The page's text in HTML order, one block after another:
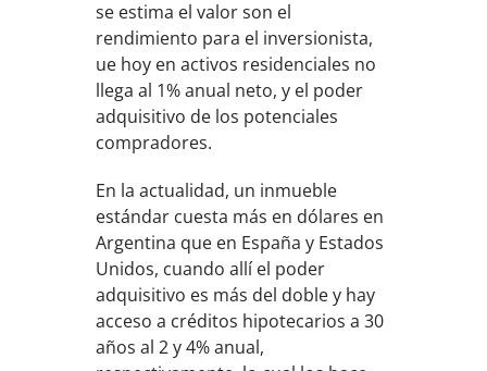
se estima el valor son el
rendimiento para el inversionista,
ue hoy en activos residenciales no
llega al 1% anual neto, y el poder
adquisitivo de los potenciales
compradores.
En la actualidad, un inmueble
estándar cuesta más en dólares en
Argentina que en España y Estados
Unidos, cuando allí el poder
adquisitivo es más del doble y hay
acceso a créditos hipotecarios a 30
años al 2 y 4% anual,